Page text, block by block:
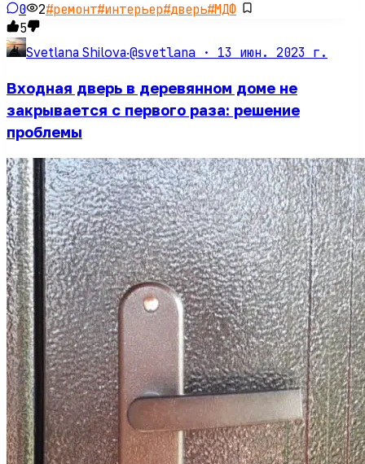
0 2#ремонт#интерьер#дверь#МДФ
5
Svetlana Shilova·@svetlana · 13 июн. 2023 г.
Входная дверь в деревянном доме не
закрывается с первого раза: решение
проблемы